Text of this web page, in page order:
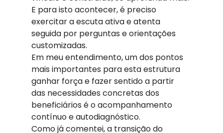
E para isto acontecer, é preciso
exercitar a escuta ativa e atenta
seguida por perguntas e orientações
customizadas.
Em meu entendimento, um dos pontos
mais importantes para esta estrutura
ganhar força e fazer sentido a partir
das necessidades concretas dos
beneficiários é o acompanhamento
contínuo e autodiagnóstico.
Como já comentei, a transição do